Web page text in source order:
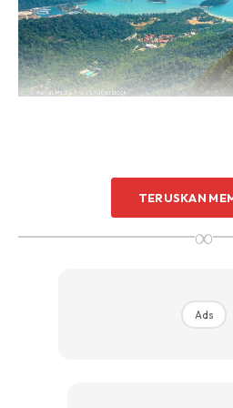
Inisiatif yang bermula sejak awal
sehingga industri pelancongan di
TERUSKAN
∞
Ads